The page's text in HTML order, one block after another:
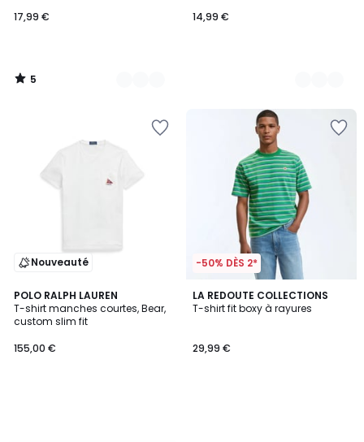
17,99 €
5
/
14,99 €
Nouveauté
POLO RALPH LAUREN
T-shirt manches courtes, Bear,
custom slim fit
155,00 €
-50% DÈS 2*
LA REDOUTE COLLECTIONS
T-shirt fit boxy à rayures
29,99 €